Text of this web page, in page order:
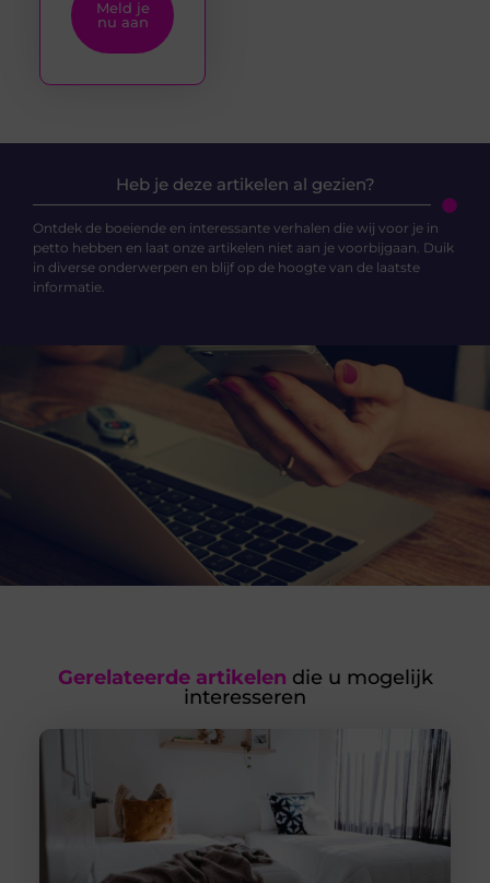
Meld je
nu aan
Heb je deze artikelen al gezien?
Ontdek de boeiende en interessante verhalen die wij voor je in
petto hebben en laat onze artikelen niet aan je voorbijgaan. Duik
in diverse onderwerpen en blijf op de hoogte van de laatste
informatie.
Gerelateerde artikelen die u mogelijk
interesseren